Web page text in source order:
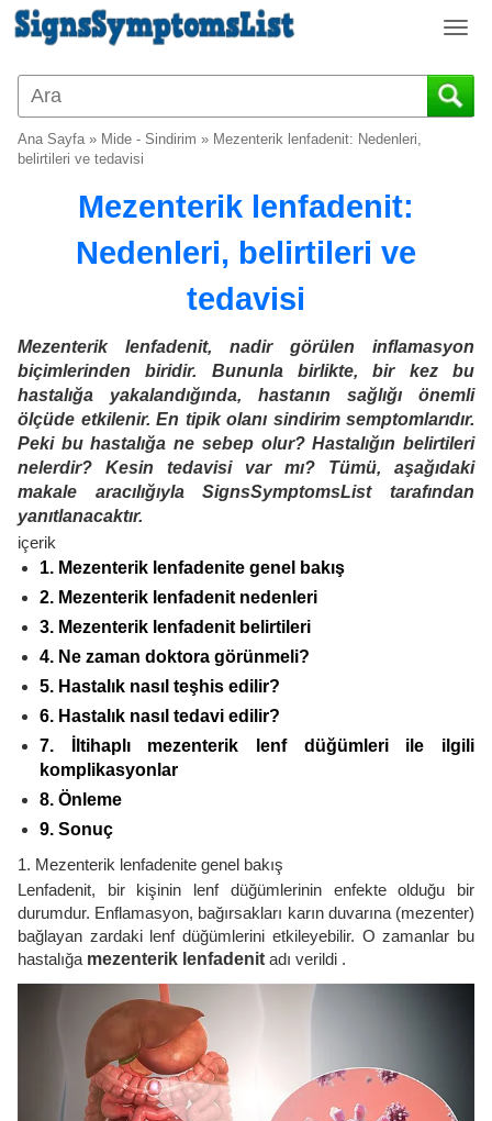
T
g
g
i
o
n
Ana Sayfa» Mide - Sindirim » Mezenterik lenfadenit: Nedenleri,
belirtileri ve tedavisi
Mezenterik lenfadenit:
Nedenleri, belirtileri ve
tedavisi
Mezenterik lenfadenit, nadir görülen inflamasyon
biçimlerinden biridir. Bununla birlikte, bir kez bu
hastalığa yakalandığında, hastanın sağlığı önemli
ölçüde etkilenir. En tipik olanı sindirim semptomlarıdır.
Peki bu hastalığa ne sebep olur? Hastalığın belirtileri
nelerdir? Kesin tedavisi var mı? Tümü, aşağıdaki
makale aracılığıyla SignsSymptomsList tarafından
yanıtlanacaktır.
içerik
1. Mezenterik lenfadenite genel bakış
2. Mezenterik lenfadenit nedenleri
3. Mezenterik lenfadenit belirtileri
4. Ne zaman doktora görünmeli?
5. Hastalık nasıl teşhis edilir?
6. Hastalık nasıl tedavi edilir?
7. İltihaplı mezenterik lenf düğümleri ile ilgili
komplikasyonlar
8. Önleme
9. Sonuç
1. Mezenterik lenfadenite genel bakış
Lenfadenit, bir kişinin lenf düğümlerinin enfekte olduğu bir
durumdur. Enflamasyon, bağırsakları karın duvarına (mezenter)
bağlayan zardaki lenf düğümlerini etkileyebilir. O zamanlar bu
hastalığa mezenterik lenfadenit adı verildi .